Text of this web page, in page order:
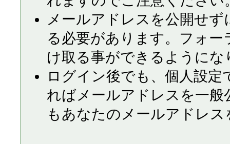
メールアドレスを公開せ
る必要があります。フォ
け取る事ができるようにな
ログイン後でも、個人設
ればメールアドレスを一
もあなたのメールアドレ